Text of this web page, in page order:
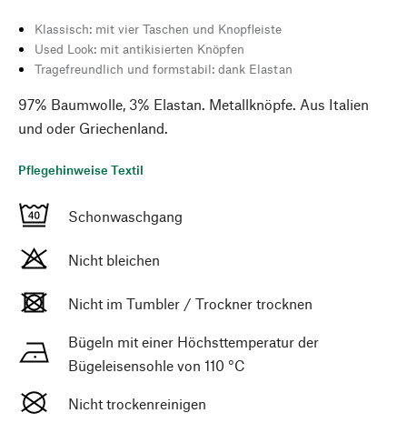
Klassisch: mit vier Taschen und Knopfleiste
Used Look: mit antikisierten Knöpfen
Tragefreundlich und formstabil: dank Elastan
97% Baumwolle, 3% Elastan. Metallknöpfe. Aus Italien
und oder Griechenland.
Pflegehinweise Textil
Schonwaschgang
Nicht bleichen
Nicht im Tumbler / Trockner trocknen
Bügeln mit einer Höchsttemperatur der
Bügeleisensohle von 110 °C
Nicht trockenreinigen